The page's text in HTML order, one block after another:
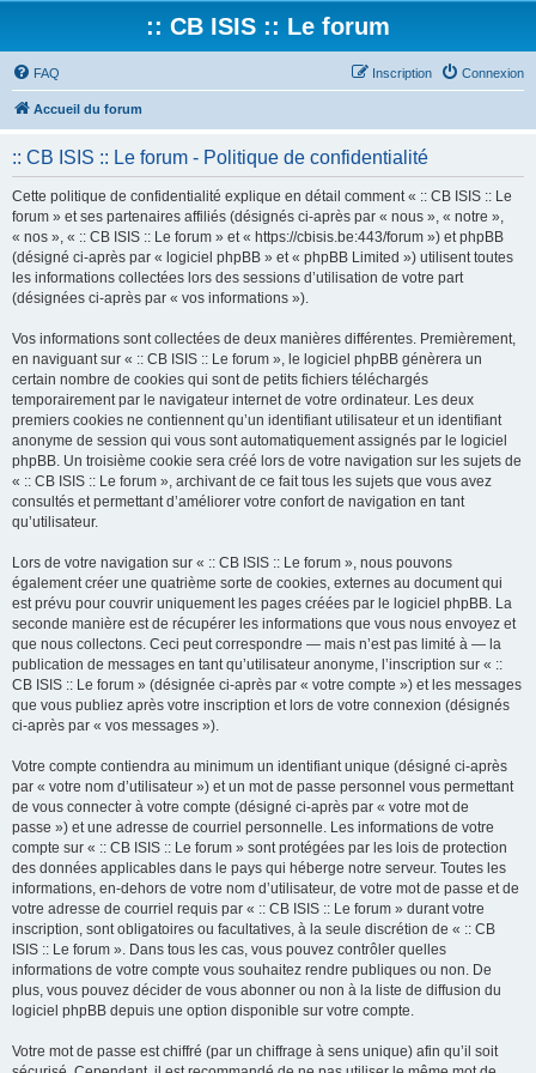
:: CB ISIS :: Le forum
FAQ Connexion
Inscription
Accueil du forum
:: CB ISIS :: Le forum - Politique de confidentialité
Cette politique de confidentialité explique en détail comment « :: CB ISIS :: Le
forum » et ses partenaires affiliés (désignés ci-après par « nous », « notre »,
« nos », « :: CB ISIS :: Le forum » et « https://cbisis.be:443/forum ») et phpBB
(désigné ci-après par « logiciel phpBB » et « phpBB Limited ») utilisent toutes
les informations collectées lors des sessions d’utilisation de votre part
(désignées ci-après par « vos informations »).
Vos informations sont collectées de deux manières différentes. Premièrement,
en naviguant sur « :: CB ISIS :: Le forum », le logiciel phpBB génèrera un
certain nombre de cookies qui sont de petits fichiers téléchargés
temporairement par le navigateur internet de votre ordinateur. Les deux
premiers cookies ne contiennent qu’un identifiant utilisateur et un identifiant
anonyme de session qui vous sont automatiquement assignés par le logiciel
phpBB. Un troisième cookie sera créé lors de votre navigation sur les sujets de
« :: CB ISIS :: Le forum », archivant de ce fait tous les sujets que vous avez
consultés et permettant d’améliorer votre confort de navigation en tant
qu’utilisateur.
Lors de votre navigation sur « :: CB ISIS :: Le forum », nous pouvons
également créer une quatrième sorte de cookies, externes au document qui
est prévu pour couvrir uniquement les pages créées par le logiciel phpBB. La
seconde manière est de récupérer les informations que vous nous envoyez et
que nous collectons. Ceci peut correspondre — mais n’est pas limité à — la
publication de messages en tant qu’utilisateur anonyme, l’inscription sur « ::
CB ISIS :: Le forum » (désignée ci-après par « votre compte ») et les messages
que vous publiez après votre inscription et lors de votre connexion (désignés
ci-après par « vos messages »).
Votre compte contiendra au minimum un identifiant unique (désigné ci-après
par « votre nom d’utilisateur ») et un mot de passe personnel vous permettant
de vous connecter à votre compte (désigné ci-après par « votre mot de
passe ») et une adresse de courriel personnelle. Les informations de votre
compte sur « :: CB ISIS :: Le forum » sont protégées par les lois de protection
des données applicables dans le pays qui héberge notre serveur. Toutes les
informations, en-dehors de votre nom d’utilisateur, de votre mot de passe et de
votre adresse de courriel requis par « :: CB ISIS :: Le forum » durant votre
inscription, sont obligatoires ou facultatives, à la seule discrétion de « :: CB
ISIS :: Le forum ». Dans tous les cas, vous pouvez contrôler quelles
informations de votre compte vous souhaitez rendre publiques ou non. De
plus, vous pouvez décider de vous abonner ou non à la liste de diffusion du
logiciel phpBB depuis une option disponible sur votre compte.
Votre mot de passe est chiffré (par un chiffrage à sens unique) afin qu’il soit